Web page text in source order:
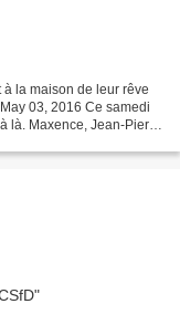
la maison de leur rêve
03, 2016 Ce samedi
là. Maxence, Jean-Pierre